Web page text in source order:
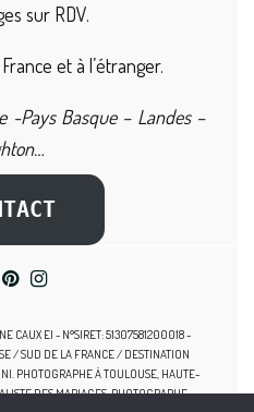
sur RDV.
et à l’étranger.
-Pays Basque – Landes –
CAUX EI - N°SIRET: 51307581200018 -
/ SUD DE LA FRANCE / DESTINATION
PHOTOGRAPHE À TOULOUSE, HAUTE-
DES MARIAGES, PHOTOGRAPHE